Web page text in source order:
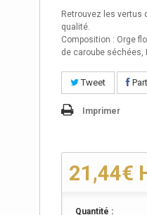
Retrouvez les vertus
qualité.
Composition : Orge
de caroube séchées,
Tweet
Imprimer
21,44€
Quantité :